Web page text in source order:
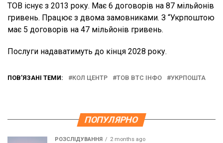
ТОВ існує з 2013 року. Має 6 договорів на 87 мільйонів
гривень. Працює з двома замовниками. З “Укрпоштою
має 5 договорів на 47 мільйонів гривень.
Послуги надаватимуть до кінця 2028 року.
ПОВ’ЯЗАНІ ТЕМИ: КОЛ ЦЕНТР ТОВ ВТС ІНФО УКРПОШТА
ПОПУЛЯРНО
РОЗСЛІДУВАННЯ 2 months ago